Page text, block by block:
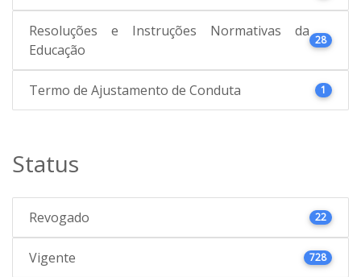
Resoluções e Instruções Normativas da
Educação
28
Termo de Ajustamento de Conduta 1
Status
Revogado 22
Vigente 728